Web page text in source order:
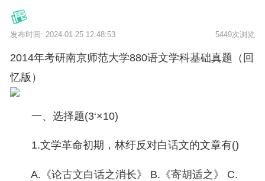
发布时间: 2024-01-25 12:48:53 5449次浏览
2014年考研南京师范大学880语文学科基础真题（回
忆版）
一、选择题(3‘×10)
1.文学革命初期，林纡反对白话文的文章有()
A.《论古文白话之消长》 B.《寄胡适之》 C.